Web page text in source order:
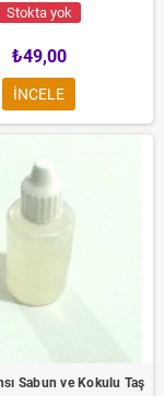
Stokta yok
₺49,00
INCELE
Sabun ve Kokulu Taş